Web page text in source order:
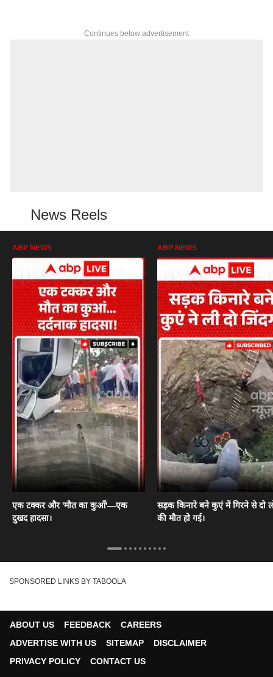
Continues below advertisement
News Reels
ABP NEWS
एक टक्कर और 'मौत का कुआँ'—एक
दुखद हादसा।
ABP NEWS
सड़क किनारे बने कुएं में गिरने से दो
की मौत हो गई।
SPONSORED LINKS BY TABOOLA
ABOUT US FEEDBACK
CAREERS
ADVERTISE WITH US
SITEMAP
DISCLAIMER
PRIVACY POLICY
CONTACT US